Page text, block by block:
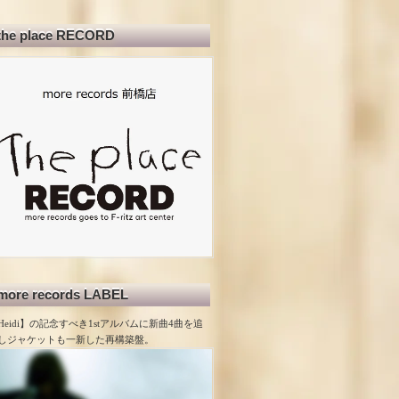
place RECORD
records LABEL
】の記念すべき1stアルバムに新曲4曲を追
ジャケットも一新した再構築盤。